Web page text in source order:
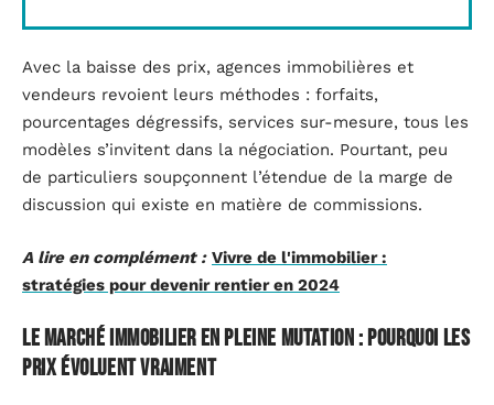
Avec la baisse des prix, agences immobilières et
vendeurs revoient leurs méthodes : forfaits,
pourcentages dégressifs, services sur-mesure, tous les
modèles s’invitent dans la négociation. Pourtant, peu
de particuliers soupçonnent l’étendue de la marge de
discussion qui existe en matière de commissions.
A lire en complément : Vivre de l'immobilier :
stratégies pour devenir rentier en 2024
Le marché immobilier en pleine mutation : pourquoi les
prix évoluent vraiment